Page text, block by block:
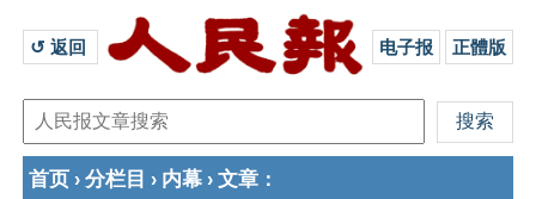
↺ 返回 电子报 正體版
首页 › 分栏目 › 内幕 › 文章 ：